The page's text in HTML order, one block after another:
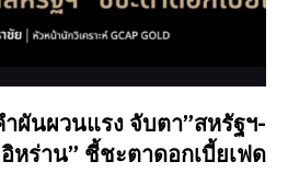
ผันผวนแรง จับตา”สหรัฐฯ-
อิหร่าน” ชี้ชะตาดอกเบี้ยเฟด